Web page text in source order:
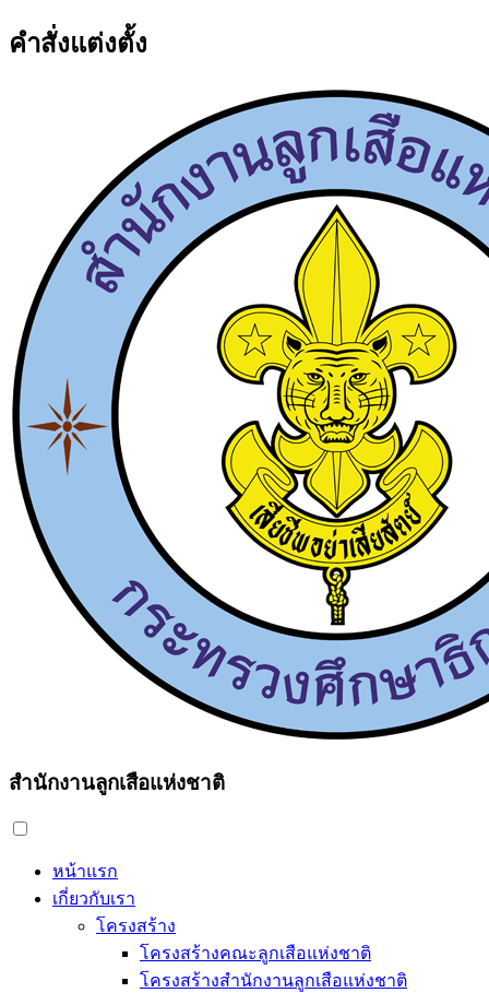
คำสั่งแต่งตั้ง
สำนักงานลูกเสือแห่งชาติ
หน้าแรก
เกี่ยวกับเรา
โครงสร้าง
โครงสร้างคณะลูกเสือแห่งชาติ
โครงสร้างสำนักงานลูกเสือแห่งชาติ